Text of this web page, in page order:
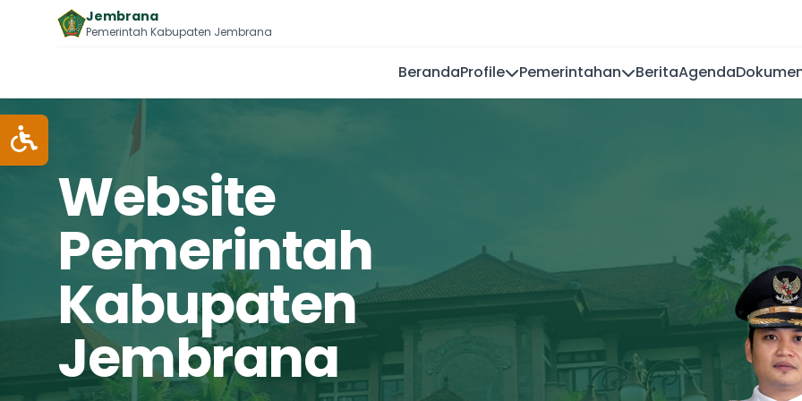
Jembrana
Pemerintah Kabupaten Jembrana
BerandaProfile Pemerintahan BeritaAgenda
Website
Pemerintah
Kabupaten
Jembrana